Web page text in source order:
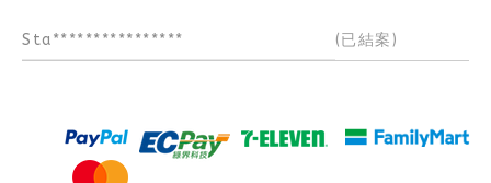
Sta**************** (已結案)